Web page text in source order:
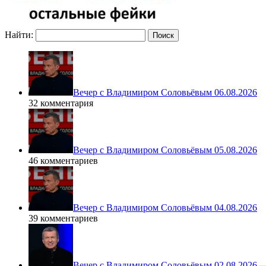
Найти:
Вечер с Владимиром Соловьёвым 06.08.2026
32 комментария
Вечер с Владимиром Соловьёвым 05.08.2026
46 комментариев
Вечер с Владимиром Соловьёвым 04.08.2026
39 комментариев